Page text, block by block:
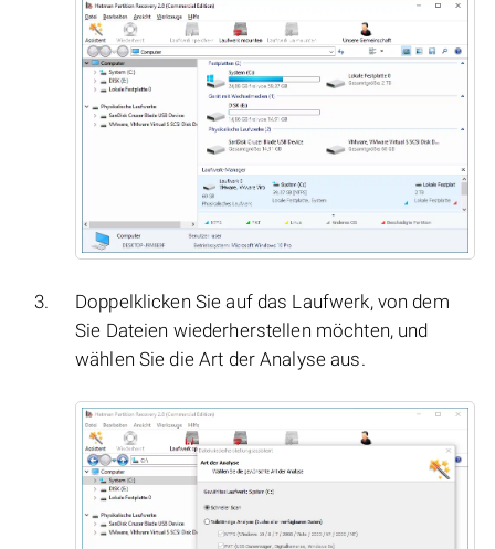
Doppelklicken Sie auf das Laufwerk, von dem
Sie Dateien wiederherstellen möchten, und
wählen Sie die Art der Analyse aus.